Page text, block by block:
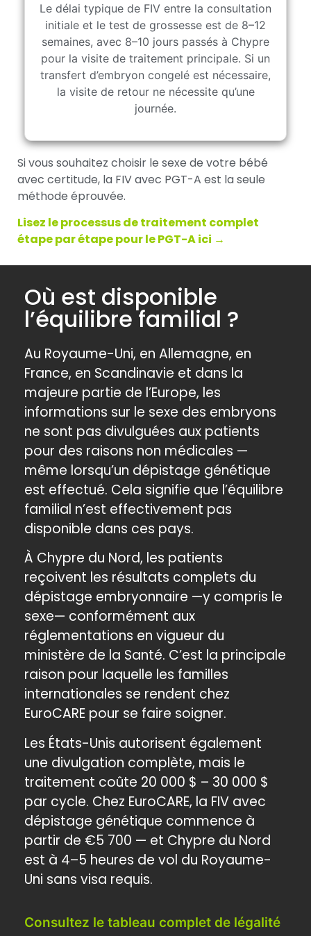
Le délai typique de FIV entre la consultation
initiale et le test de grossesse est de 8–12
semaines, avec 8–10 jours passés à Chypre
pour la visite de traitement principale. Si un
transfert d’embryon congelé est nécessaire,
la visite de retour ne nécessite qu’une
journée.
Si vous souhaitez choisir le sexe de votre bébé
avec certitude, la FIV avec PGT-A est la seule
méthode éprouvée.
Lisez le processus de traitement complet
étape par étape pour le PGT-A ici →
Où est disponible
l’équilibre familial ?
Au Royaume-Uni, en Allemagne, en
France, en Scandinavie et dans la
majeure partie de l’Europe, les
informations sur le sexe des embryons
ne sont pas divulguées aux patients
pour des raisons non médicales —
même lorsqu’un dépistage génétique
est effectué. Cela signifie que l’équilibre
familial n’est effectivement pas
disponible dans ces pays.
À Chypre du Nord, les patients
reçoivent les résultats complets du
dépistage embryonnaire —y compris le
sexe— conformément aux
réglementations en vigueur du
ministère de la Santé. C’est la principale
raison pour laquelle les familles
internationales se rendent chez
EuroCARE pour se faire soigner.
Les États-Unis autorisent également
une divulgation complète, mais le
traitement coûte 20 000 $ – 30 000 $
par cycle. Chez EuroCARE, la FIV avec
dépistage génétique commence à
partir de €5 700 — et Chypre du Nord
est à 4–5 heures de vol du Royaume-
Uni sans visa requis.
Consultez le tableau complet de légalité